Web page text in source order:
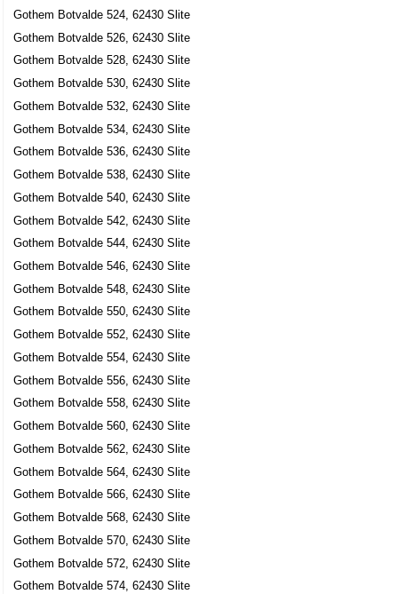
Gothem Botvalde 524, 62430 Slite
Gothem Botvalde 526, 62430 Slite
Gothem Botvalde 528, 62430 Slite
Gothem Botvalde 530, 62430 Slite
Gothem Botvalde 532, 62430 Slite
Gothem Botvalde 534, 62430 Slite
Gothem Botvalde 536, 62430 Slite
Gothem Botvalde 538, 62430 Slite
Gothem Botvalde 540, 62430 Slite
Gothem Botvalde 542, 62430 Slite
Gothem Botvalde 544, 62430 Slite
Gothem Botvalde 546, 62430 Slite
Gothem Botvalde 548, 62430 Slite
Gothem Botvalde 550, 62430 Slite
Gothem Botvalde 552, 62430 Slite
Gothem Botvalde 554, 62430 Slite
Gothem Botvalde 556, 62430 Slite
Gothem Botvalde 558, 62430 Slite
Gothem Botvalde 560, 62430 Slite
Gothem Botvalde 562, 62430 Slite
Gothem Botvalde 564, 62430 Slite
Gothem Botvalde 566, 62430 Slite
Gothem Botvalde 568, 62430 Slite
Gothem Botvalde 570, 62430 Slite
Gothem Botvalde 572, 62430 Slite
Gothem Botvalde 574, 62430 Slite